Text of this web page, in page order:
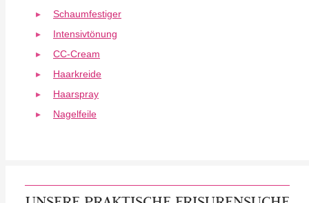
Schaumfestiger
Intensivtönung
CC-Cream
Haarkreide
Haarspray
Nagelfeile